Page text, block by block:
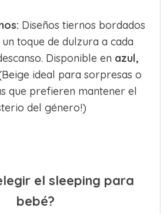
Diseños tiernos bordados
toque de dulzura a cada
Disponible en azul,
ideal para sorpresas o
que prefieren mantener el
del género!)
el sleeping para
bebé?